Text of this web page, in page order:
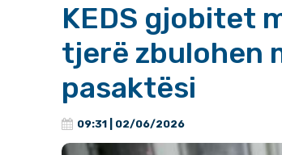
KEDS gjobitet
tjerë zbulohen
pasaktësi
09:31 | 02/06/2026